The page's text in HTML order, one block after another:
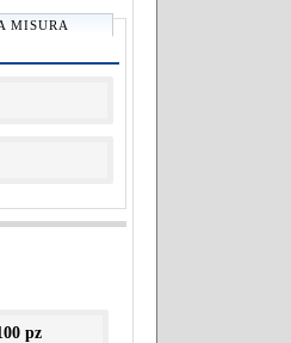
MISURA
pz